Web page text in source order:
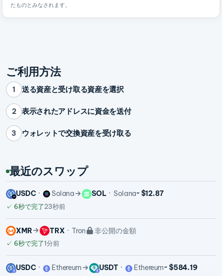
たものとみなされます。
ご利用方法
1 送る資産と受け取る資産を選択
2 表示されたアドレスに資金を送付
3 ウォレットで交換資産を受け取る
最近のスワップ
USDC Solana SOL Solana~ $12.87
✓ 6秒で完了23秒前
XMR TRX Tron 非公開の金額
✓ 6秒で完了1分前
USDC Ethereum USDT Ethereum~ $584.19